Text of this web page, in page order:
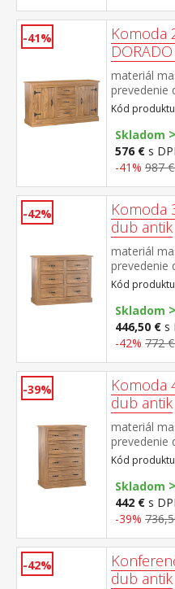
-41%
Komoda
materiál
prevedenie
vlis
zásuvky
Kód
Skladom >
576 € s
-41% 987
-42%
Komoda
dub antik
materiál
prevedenie
vlis
zostavy EL
Kód
Skladom >
446,50 € s
-42% 772
-39%
Komoda
dub antik
materiál
prevedenie
vlis
zostavy EL
Kód
Skladom >
442 € s
-39%
-42%
dub antik